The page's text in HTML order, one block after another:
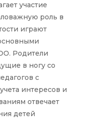
участие
роль в
играют
Родители
в ногу со
с
интересов и
отвечает
детей